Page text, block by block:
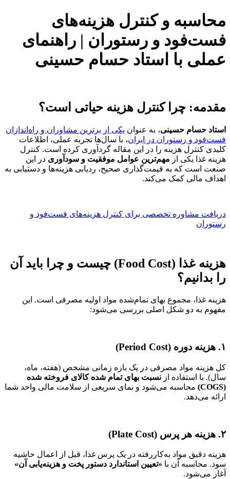
محاسبه و کنترل هزینه‌های
فست‌فود و رستوران | راهنمای
عملی با استاد حسام حسینی
مقدمه: چرا کنترل هزینه حیاتی است؟
استاد حسام حسینی، به عنوان یکی از برترین مشاوران و راه‌اندازان
فست‌فود و رستوران در ایران، با سال‌ها تجربه عملی، اطلاعات
کلیدی کنترل هزینه را در این مقاله گردآوری کرده است. کنترل
هزینه غذا یکی از مهم‌ترین عوامل موفقیت و سودآوری در این
صنعت است که به قیمت‌گذاری صحیح، ردیابی هزینه‌ها و دستیابی به
اهداف مالی کمک می‌کند.
دریافت مشاوره تخصصی برای کنترل هزینه‌های فست‌فود و
رستوران
هزینه غذا (Food Cost) چیست و چرا باید آن
را بدانیم؟
هزینه غذا، مجموع بهای تمام‌شده مواد اولیه مصرفی است. این
مفهوم به دو شکل اصلی بررسی می‌شود:
۱. هزینه دوره (Period Cost)
کل هزینه مواد مصرفی در یک بازه زمانی مشخص (هفته، ماه،
سال). با استفاده از نسبت بهای تمام شده کالای فروخته شده
(COGS)
محاسبه می‌شود و نمای سریعی از سلامت مالی واحد شما
ارائه می‌دهد.
۲. هزینه هر پرس (Plate Cost)
هزینه دقیق مواد به‌کاررفته در یک پرس غذا، قبل از اعمال حاشیه
سود. محاسبه آن با «تعیین استاندارد دستور پخت و هزینه‌یابی آن»
آغاز می‌شود.